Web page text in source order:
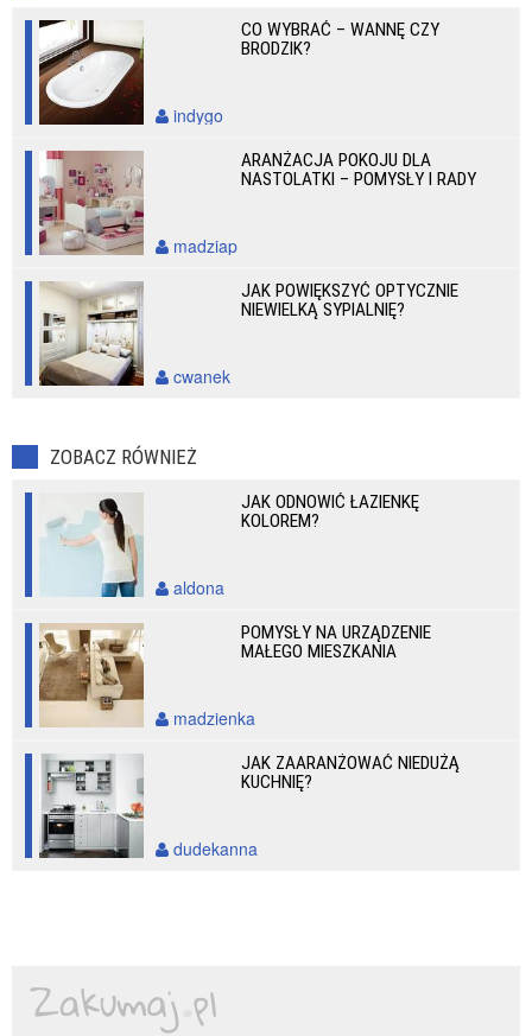
CO WYBRAĆ – WANNĘ CZY
BRODZIK?
indygo
ARANŻACJA POKOJU DLA
NASTOLATKI – POMYSŁY I RADY
madziap
JAK POWIĘKSZYĆ OPTYCZNIE
NIEWIELKĄ SYPIALNIĘ?
cwanek
ZOBACZ RÓWNIEŻ
JAK ODNOWIĆ ŁAZIENKĘ
KOLOREM?
aldona
POMYSŁY NA URZĄDZENIE
MAŁEGO MIESZKANIA
madzienka
JAK ZAARANŻOWAĆ NIEDUŻĄ
KUCHNIĘ?
dudekanna